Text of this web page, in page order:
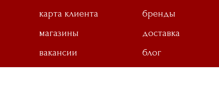
карта клиента
бренды
магазины
доставка
вакансии
блог